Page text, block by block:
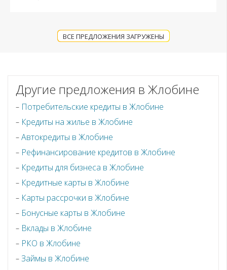
ВСЕ ПРЕДЛОЖЕНИЯ ЗАГРУЖЕНЫ
Другие предложения в Жлобине
Потребительские кредиты в Жлобине
Кредиты на жилье в Жлобине
Автокредиты в Жлобине
Рефинансирование кредитов в Жлобине
Кредиты для бизнеса в Жлобине
Кредитные карты в Жлобине
Карты рассрочки в Жлобине
Бонусные карты в Жлобине
Вклады в Жлобине
РКО в Жлобине
Займы в Жлобине